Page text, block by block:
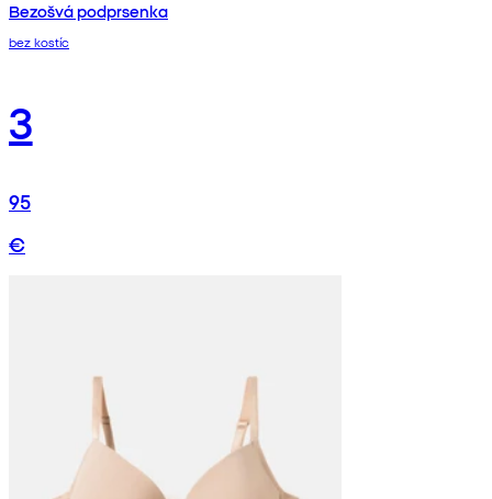
Bezošvá podprsenka
bez kostíc
3
95
€